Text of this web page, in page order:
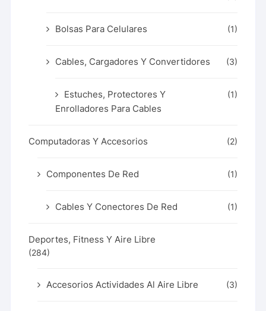
Bolsas Para Celulares (1)
Cables, Cargadores Y Convertidores (3)
Estuches, Protectores Y
Enrolladores Para Cables
(1)
Computadoras Y Accesorios (2)
Componentes De Red (1)
Cables Y Conectores De Red (1)
Deportes, Fitness Y Aire Libre
(284)
Accesorios Actividades Al Aire Libre (3)